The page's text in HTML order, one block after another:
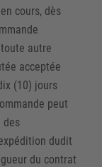
cours, dès
autre
acceptée
(10) jours
peut
des
dudit
du contrat